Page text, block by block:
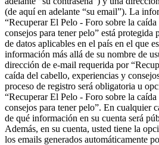
(de aquí en adelante “su email”). La
“Recuperar El Pelo - Foro sobre la
consejos para tener pelo” está protegida
de datos aplicables en el país en el que
información más allá de su nombre de
dirección de e-mail requerida por
caída del cabello, experiencias y
proceso de registro será obligatoria u
“Recuperar El Pelo - Foro sobre la
consejos para tener pelo”. En cualquier
de qué información en su cuenta será
Además, en su cuenta, usted tiene la
los emails generados automáticamente